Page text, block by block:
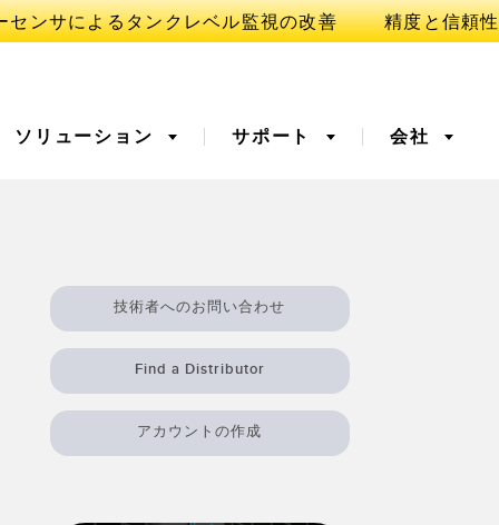
3D TOF
光ファイバ
ライトセンサ
ソリューション
の監視
予知保全および予防保全の
工場内通信
サポート 会社
技術者へのお問い合わせ
Find a Distributor
アカウントの作成